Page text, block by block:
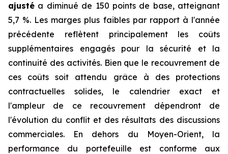
ajusté a diminué de 150 points de base, atteignant
5,7 %. Les marges plus faibles par rapport à l'année
précédente reflètent principalement les coûts
supplémentaires engagés pour la sécurité et la
continuité des activités. Bien que le recouvrement de
ces coûts soit attendu grâce à des protections
contractuelles solides, le calendrier exact et
l'ampleur de ce recouvrement dépendront de
l'évolution du conflit et des résultats des discussions
commerciales. En dehors du Moyen-Orient, la
performance du portefeuille est conforme aux